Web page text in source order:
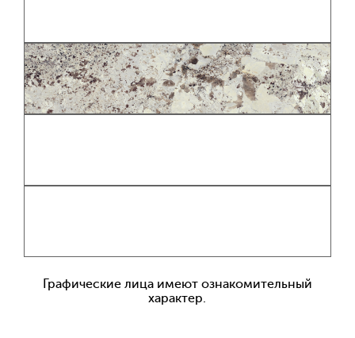
Графические лица имеют ознакомительный
характер.